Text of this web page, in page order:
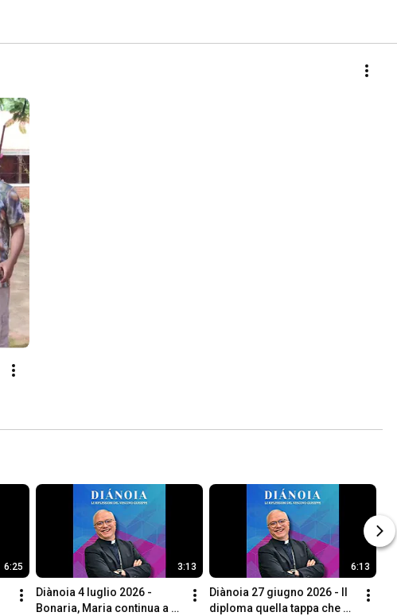
6:25 3:13
Diànoia 4 luglio 2026 -
Bonaria, Maria continua a
6:13
Diànoia 27 giugno 2026 - Il
diploma quella tappa che